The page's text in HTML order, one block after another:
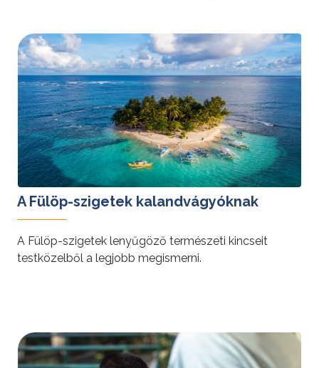
A Fülöp-szigetek kalandvágyóknak
A Fülöp-szigetek lenyűgöző természeti kincseit
testközelből a legjobb megismerni.
tovább »
tovább »